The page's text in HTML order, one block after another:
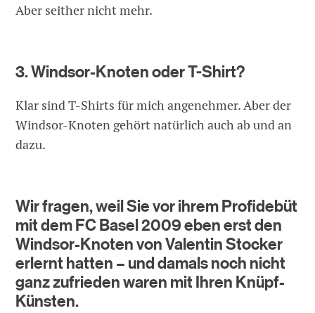
Aber seither nicht mehr.
3. Windsor-Knoten oder T-Shirt?
Klar sind T-Shirts für mich angenehmer. Aber der
Windsor-Knoten gehört natürlich auch ab und an
dazu.
Wir fragen, weil Sie vor ihrem Profidebüt
mit dem FC Basel 2009 eben erst den
Windsor-Knoten von Valentin Stocker
erlernt hatten – und damals noch nicht
ganz zufrieden waren mit Ihren Knüpf-
Künsten.